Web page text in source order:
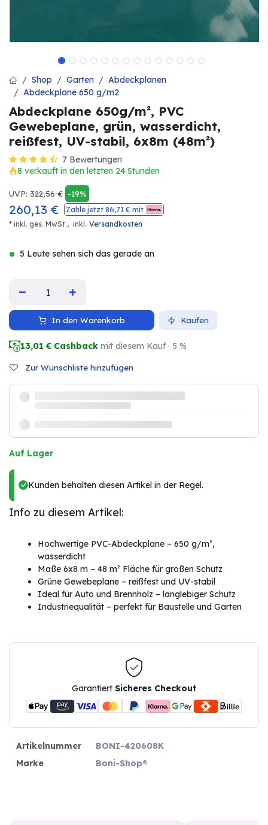
Shop Garten
Abdeckplanen
Abdeckplane 650 g/m2
Abdeckplane 650g/m², PVC
Gewebeplane, grün, wasserdicht,
reißfest, UV-stabil, 6x8m (48m²)
7 Bewertungen
8 verkauft in den letzten 24 Stunden
UVP: 322,56€ -19%
260,13 € Zahle jetzt 86,71€ mit
* inkl. ges. MwSt., inkl . Versandkosten
5 Leute sehen sich das gerade an
In den Warenkorb Kaufen
13,01 € Cashback mit diesem Kauf · 5 %
Zur Wunschliste hinzufügen
Auf Lager
Kunden behalten diesen Artikel in der Regel.
Info zu diesem Artikel:
Hochwertige PVC-Abdeckplane – 650 g/m²,
wasserdicht
Maße 6x8 m – 48 m² Fläche für großen Schutz
Grüne Gewebeplane – reißfest und UV-stabil
Ideal für Auto und Brennholz – langlebiger Schutz
Industriequalität – perfekt für Baustelle und Garten
Garantiert Sicheres Checkout
Artikelnummer
BONI-420608K
Marke
Boni-Shop®